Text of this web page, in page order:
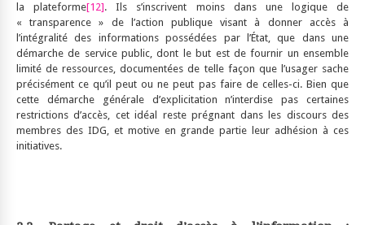
la plateforme[12]. Ils s’inscrivent moins dans une logique de
« transparence » de l’action publique visant à donner accès à
l’intégralité des informations possédées par l’État, que dans une
démarche de service public, dont le but est de fournir un ensemble
limité de ressources, documentées de telle façon que l’usager sache
précisément ce qu’il peut ou ne peut pas faire de celles-ci. Bien que
cette démarche générale d’explicitation n’interdise pas certaines
restrictions d’accès, cet idéal reste prégnant dans les discours des
membres des IDG, et motive en grande partie leur adhésion à ces
initiatives.